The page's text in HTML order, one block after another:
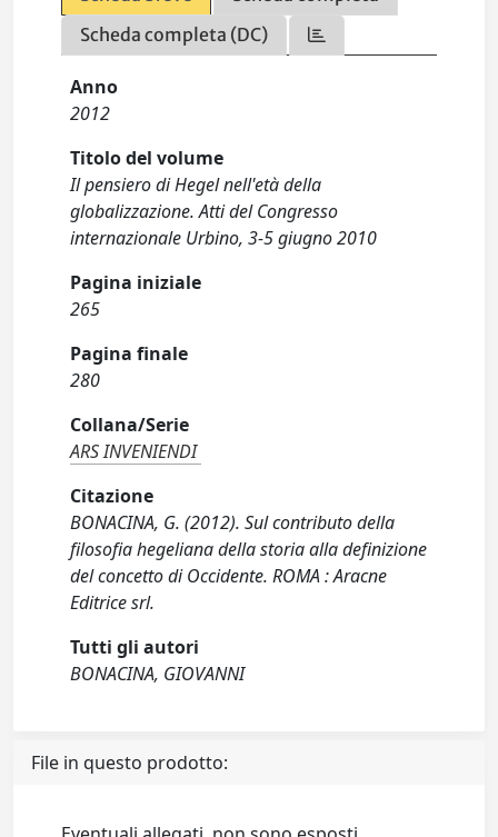
Scheda completa (DC)
Anno
2012
Titolo del volume
Il pensiero di Hegel nell'età della
globalizzazione. Atti del Congresso
internazionale Urbino, 3-5 giugno 2010
Pagina iniziale
265
Pagina finale
280
Collana/Serie
ARS INVENIENDI
Citazione
BONACINA, G. (2012). Sul contributo della
filosofia hegeliana della storia alla definizione
del concetto di Occidente. ROMA : Aracne
Editrice srl.
Tutti gli autori
BONACINA, GIOVANNI
File in questo prodotto: